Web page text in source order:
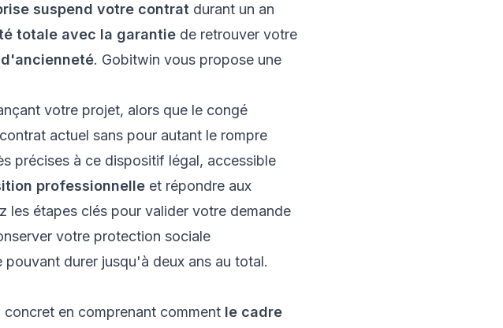
suspend votre contrat durant un an
totale avec la garantie de retrouver votre
. Gobitwin vous propose une
votre projet, alors que le congé
actuel sans pour autant le rompre
précises à ce dispositif légal, accessible
professionnelle et répondre aux
les étapes clés pour valider votre demande
votre protection sociale
durer jusqu'à deux ans au total.
en comprenant comment le cadre